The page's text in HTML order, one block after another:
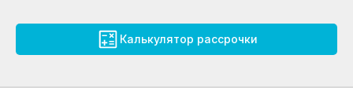
Калькулятор рассрочки